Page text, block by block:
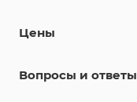
Цены
Вопросы и ответы